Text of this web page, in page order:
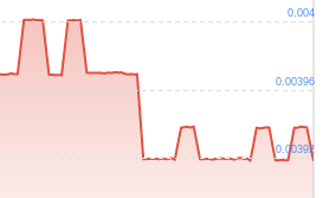
0.00392
0.00396
0.004